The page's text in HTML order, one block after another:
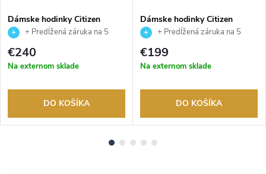
Dámske hodinky Citizen
EM1153-88A
+ Predĺžená záruka na 5
rokov. Až 100 dní na vrátenie
tovaru. Autorizovaný predajca.
€240
Na externom sklade
DO KOŠÍKA
Dámske hodinky Citizen
FE1242-78D
+ Predĺžená záruka na 5
rokov. Až 100 dní na vrátenie
tovaru. Autorizovaný predajca.
€199
Na externom sklade
DO KOŠÍKA